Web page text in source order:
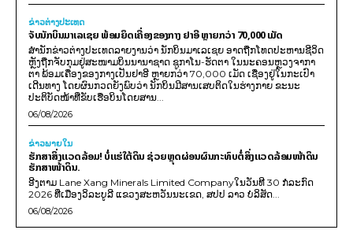
ຂ່າວຕ່າງປະເທດ
ຈັບນັກບິນມາເລເຊຍ ພ້ອມຍຶດເຄື່ອງຂອງກາງ ຢາອີ ຫຼາຍກວ່າ 70,000 ເມັດ
ສຳນັກຂ່າວຕ່າງປະເທດລາຍງານວ່າ ນັກບິນມາເລເຊຍ ອາດຖືກໂທດປະຫານຊີວິດ
ຫຼັງຖືກຈັບກຸມຢູ່ສະໜາມບິນນານາຊາດ ຊູກາໂນ-ຮັດຕາ ໃນນະຄອນຫຼວງຈາກາ
ຕາ ພ້ອມເຄື່ອງຂອງກາງເປັນຢາອີ ຫຼາຍກວ່າ 70,000 ເມັດ ເຊື່ອງຢູ່ໃນກະເປົາ
ເດີນທາງ ໂດຍຜົນກວດຍັງພົບວ່າ ນັກບິນມີສານເສບຕິດໃນຮ່າງກາຍ ຂະນະ
ປະຕິບັດໜ້າທີ່ຂັບເຮືອບິນໂດຍສານ...
06/08/2026
ຂ່າວພາຍ​ໃນ
ຮັກສາສິ່ງແວດລ້ອມ! ບໍ່ແຮ່ໃຕ້ດິນ ຊ່ວຍຫຼຸດຜ່ອນຜົນກະທົບຕໍ່ສິ່ງແວດລ້ອມໜ້າດິນ
ຮັກສາໜ້າດິນ.
ອີງຕາມ Lane Xang Minerals Limited Companyໃນວັນທີ 30 ກໍລະກົດ
2026 ທີ່ເມືອງວິລະບູລີ ແຂວງສະຫວັນນະເຂດ, ສປປ ລາວ ບໍລິສັດ...
06/08/2026